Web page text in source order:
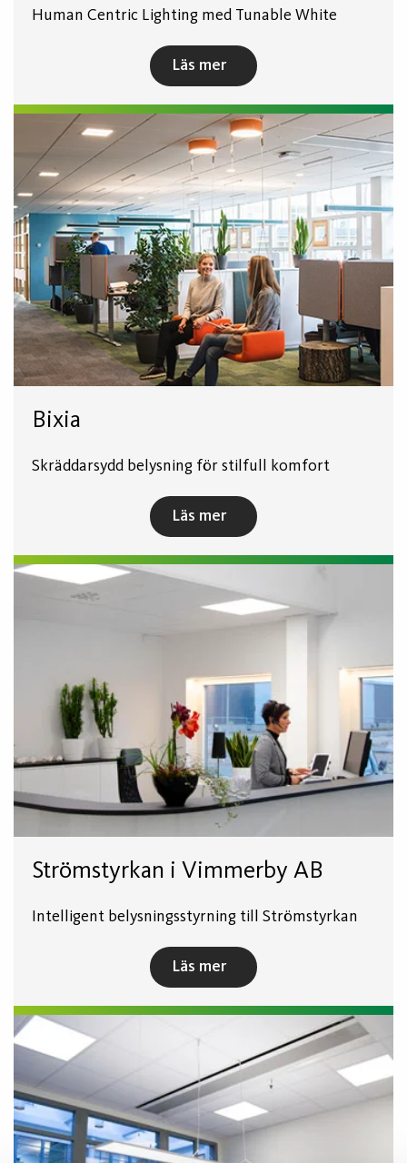
Human Centric Lighting med Tunable White
Läs mer
Bixia
Skräddarsydd belysning för stilfull komfort
Läs mer
Strömstyrkan i Vimmerby AB
Intelligent belysningsstyrning till Strömstyrkan
Läs mer